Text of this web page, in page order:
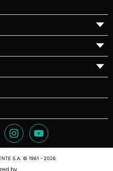
▼
▼
▼
S.A. © 1961 - 2026
by